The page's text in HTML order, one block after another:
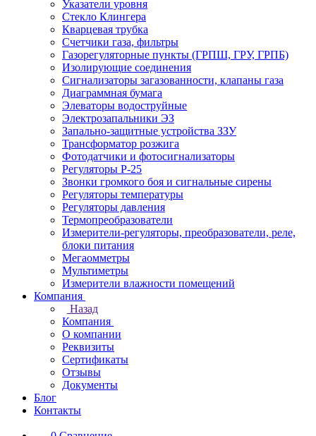
Указатели уровня
Стекло Клингера
Кварцевая трубка
Счетчики газа, фильтры
Газорегуляторные пункты (ГРПШ, ГРУ, ГРПБ)
Изолирующие соединения
Сигнализаторы загазованности, клапаны газа
Диаграммная бумага
Элеваторы водоструйные
Электрозапальники ЭЗ
Запально-защитные устройства ЗЗУ
Трансформатор розжига
Фотодатчики и фотосигнализаторы
Регуляторы Р-25
Звонки громкого боя и сигнальные сирены
Регуляторы температуры
Регуляторы давления
Термопреобразователи
Измерители-регуляторы, преобразователи, реле,
блоки питания
Мегаомметры
Мультиметры
Измерители влажности помещений
Компания
Назад
Компания
О компании
Реквизиты
Сертификаты
Отзывы
Документы
Блог
Контакты